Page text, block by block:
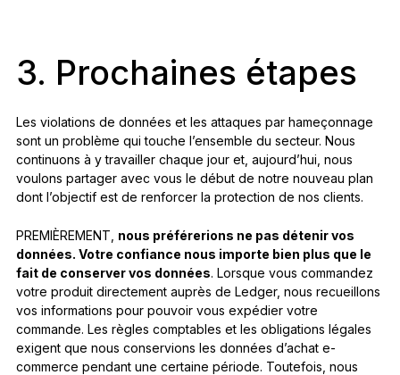
3. Prochaines étapes
Les violations de données et les attaques par hameçonnage
sont un problème qui touche l’ensemble du secteur. Nous
continuons à y travailler chaque jour et, aujourd’hui, nous
voulons partager avec vous le début de notre nouveau plan
dont l’objectif est de renforcer la protection de nos clients.
PREMIÈREMENT, nous préférerions ne pas détenir vos
données. Votre confiance nous importe bien plus que le
fait de conserver vos données. Lorsque vous commandez
votre produit directement auprès de Ledger, nous recueillons
vos informations pour pouvoir vous expédier votre
commande. Les règles comptables et les obligations légales
exigent que nous conservions les données d’achat e-
commerce pendant une certaine période. Toutefois, nous